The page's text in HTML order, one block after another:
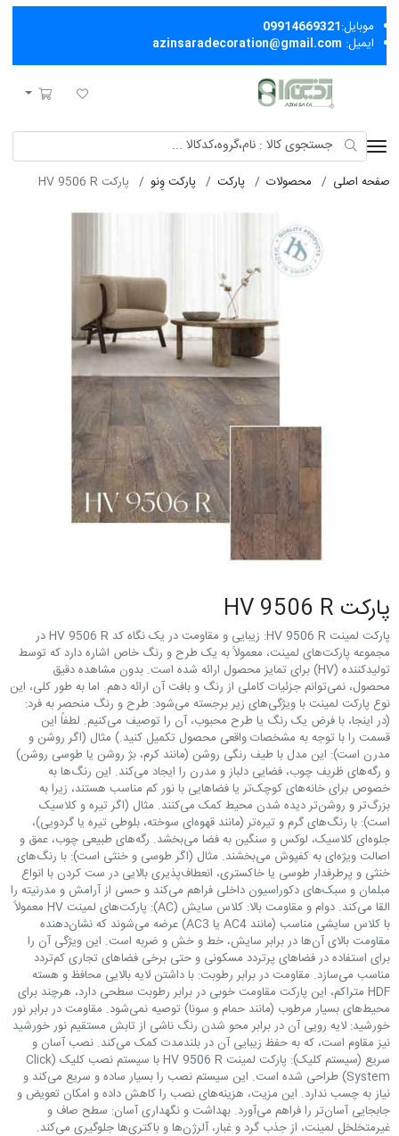
موبایل:09914669321
ایمیل: azinsaradecoration@gmail.com
لیست مورد علاقه
سبد خرید
صفحه اصلی محصولات پارکت پارکت وِنو پارکت HV 9506 R
پارکت HV 9506 R
پارکت لمینت HV 9506 R: زیبایی و مقاومت در یک نگاه کد HV 9506 R در
مجموعه پارکت‌های لمینت، معمولاً به یک طرح و رنگ خاص اشاره دارد که توسط
تولیدکننده (HV) برای تمایز محصول ارائه شده است. بدون مشاهده دقیق
محصول، نمی‌توانم جزئیات کاملی از رنگ و بافت آن ارائه دهم. اما به طور کلی، این
نوع پارکت لمینت با ویژگی‌های زیر برجسته می‌شود: طرح و رنگ منحصر به فرد:
(در اینجا، با فرض یک رنگ یا طرح محبوب، آن را توصیف می‌کنیم. لطفاً این
قسمت را با توجه به مشخصات واقعی محصول تکمیل کنید.) مثال (اگر روشن و
مدرن است): این مدل با طیف رنگی روشن (مانند کرم، بژ روشن یا طوسی روشن)
و رگه‌های ظریف چوب، فضایی دلباز و مدرن را ایجاد می‌کند. این رنگ‌ها به
خصوص برای خانه‌های کوچک‌تر یا فضاهایی با نور کم مناسب هستند، زیرا به
بزرگ‌تر و روشن‌تر دیده شدن محیط کمک می‌کنند. مثال (اگر تیره و کلاسیک
است): با رنگ‌های گرم و تیره‌تر (مانند قهوه‌ای سوخته، بلوطی تیره یا گردویی)،
جلوه‌ای کلاسیک، لوکس و سنگین به فضا می‌بخشد. رگه‌های طبیعی چوب، عمق و
اصالت ویژه‌ای به کفپوش می‌بخشند. مثال (اگر طوسی و خنثی است): با رنگ‌های
خنثی و پرطرفدار طوسی یا خاکستری، انعطاف‌پذیری بالایی در ست کردن با انواع
مبلمان و سبک‌های دکوراسیون داخلی فراهم می‌کند و حسی از آرامش و مدرنیته را
القا می‌کند. دوام و مقاومت بالا: کلاس سایش (AC): پارکت‌های لمینت HV معمولاً
با کلاس سایشی مناسب (مانند AC4 یا AC3) عرضه می‌شوند که نشان‌دهنده
مقاومت بالای آن‌ها در برابر سایش، خط و خش و ضربه است. این ویژگی آن را
برای استفاده در فضاهای پرتردد مسکونی و حتی برخی فضاهای تجاری کم‌تردد
مناسب می‌سازد. مقاومت در برابر رطوبت: با داشتن لایه بالایی محافظ و هسته
HDF متراکم، این پارکت مقاومت خوبی در برابر رطوبت سطحی دارد، هرچند برای
محیط‌های بسیار مرطوب (مانند حمام و سونا) توصیه نمی‌شود. مقاومت در برابر نور
خورشید: لایه رویی آن در برابر محو شدن رنگ ناشی از تابش مستقیم نور خورشید
نیز مقاوم است، که به حفظ زیبایی آن در بلندمدت کمک می‌کند. نصب آسان و
سریع (سیستم کلیک): پارکت لمینت HV 9506 R با سیستم نصب کلیک (Click
System) طراحی شده است. این سیستم نصب را بسیار ساده و سریع می‌کند و
نیاز به چسب ندارد. این مزیت، هزینه‌های نصب را کاهش داده و امکان تعویض و
جابجایی آسان‌تر را فراهم می‌آورد. بهداشت و نگهداری آسان: سطح صاف و
غیرمتخلخل لمینت، از جذب گرد و غبار، آلرژن‌ها و باکتری‌ها جلوگیری می‌کند.